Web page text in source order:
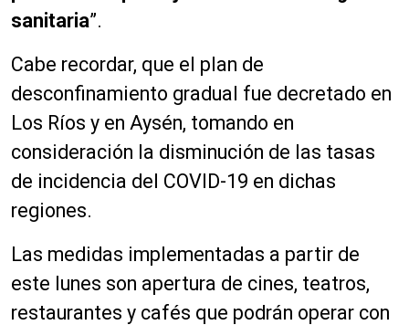
sanitaria”.
Cabe recordar, que el plan de
desconfinamiento gradual fue decretado en
Los Ríos y en Aysén, tomando en
consideración la disminución de las tasas
de incidencia del COVID-19 en dichas
regiones.
Las medidas implementadas a partir de
este lunes son apertura de cines, teatros,
restaurantes y cafés que podrán operar con